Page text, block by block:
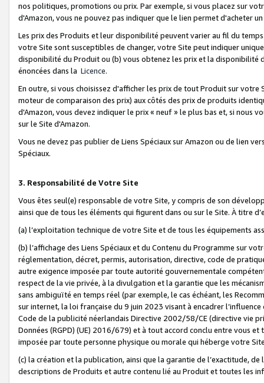
nos politiques, promotions ou prix. Par exemple, si vous placez sur
d'Amazon, vous ne pouvez pas indiquer que le lien permet d'acheter
Les prix des Produits et leur disponibilité peuvent varier au fil du
votre Site sont susceptibles de changer, votre Site peut indiquer
disponibilité du Produit ou (b) vous obtenez les prix et la disponibilité
énoncées dans la Licence.
En outre, si vous choisissez d'afficher les prix de tout Produit sur
moteur de comparaison des prix) aux côtés des prix de produits
d'Amazon, vous devez indiquer le prix « neuf » le plus bas et, si nous
sur le Site d'Amazon.
Vous ne devez pas publier de Liens Spéciaux sur Amazon ou de lien
Spéciaux.
3. Responsabilité de Votre Site
Vous êtes seul(e) responsable de votre Site, y compris de son
ainsi que de tous les éléments qui figurent dans ou sur le Site. À titre
(a) l’exploitation technique de votre Site et de tous les équipements
(b) l’affichage des Liens Spéciaux et du Contenu du Programme sur
réglementation, décret, permis, autorisation, directive, code de
autre exigence imposée par toute autorité gouvernementale
respect de la vie privée, à la divulgation et la garantie que les
sans ambiguïté en temps réel (par exemple, le cas échéant, les
sur internet, la loi française du 9 juin 2023 visant à encadrer
Code de la publicité néerlandais Directive 2002/58/CE (directive vie
Données (RGPD) (UE) 2016/679) et à tout accord conclu entre vous
imposée par toute personne physique ou morale qui héberge votre
(c) la création et la publication, ainsi que la garantie de l’exactitude,
descriptions de Produits et autre contenu lié au Produit et toutes les